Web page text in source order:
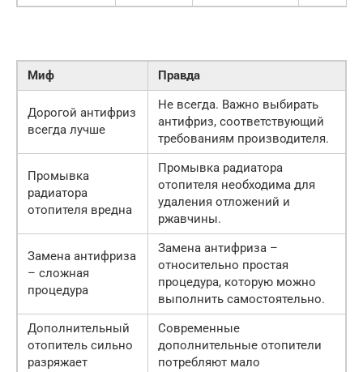
Миф Правда
Дорогой антифриз
всегда лучше
Не всегда. Важно выбирать
антифриз, соответствующий
требованиям производителя.
Промывка
радиатора
отопителя вредна
Промывка радиатора
отопителя необходима для
удаления отложений и
ржавчины.
Замена антифриза
– сложная
процедура
Замена антифриза –
относительно простая
процедура, которую можно
выполнить самостоятельно.
Дополнительный
отопитель сильно
разряжает
Современные
дополнительные отопители
потребляют мало